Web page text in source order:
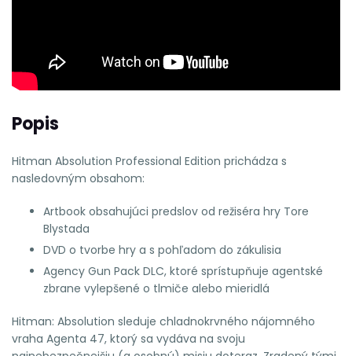
Popis
Hitman Absolution Professional Edition prichádza s
nasledovným obsahom:
Artbook obsahujúci predslov od režiséra hry Tore
Blystada
DVD o tvorbe hry a s pohľadom do zákulisia
Agency Gun Pack DLC, ktoré sprístupňuje agentské
zbrane vylepšené o tlmiče alebo mieridlá
Hitman: Absolution sleduje chladnokrvného nájomného
vraha Agenta 47, ktorý sa vydáva na svoju